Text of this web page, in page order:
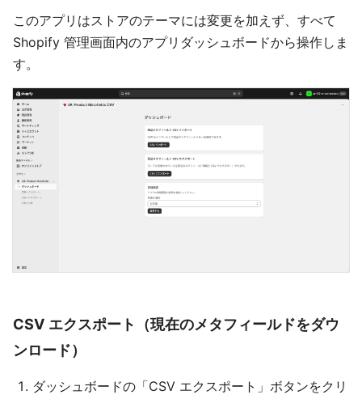
このアプリはストアのテーマには変更を加えず、すべて
Shopify 管理画面内のアプリダッシュボードから操作しま
す。
CSV エクスポート（現在のメタフィールドをダウ
ンロード）
ダッシュボードの「CSV エクスポート」ボタンをクリ